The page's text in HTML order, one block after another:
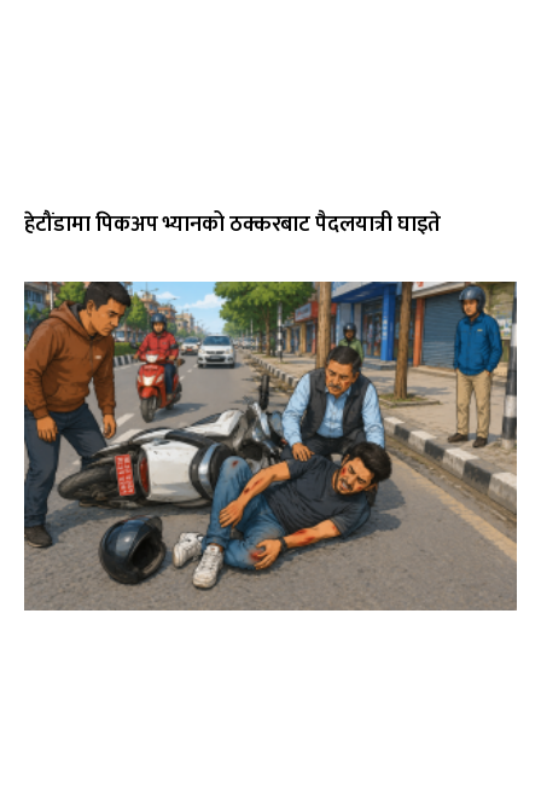
हेटौंडामा पिकअप भ्यानको ठक्करबाट पैदलयात्री घाइते